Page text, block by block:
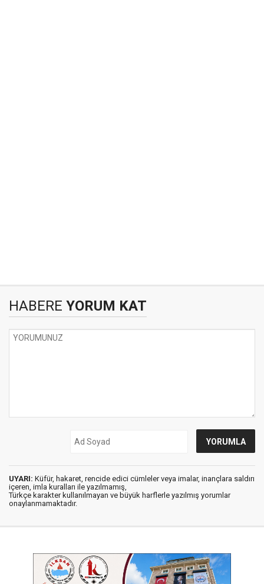
HABERE YORUM KAT
UYARI: Küfür, hakaret, rencide edici cümleler veya imalar, inançlara saldırı
içeren, imla kuralları ile yazılmamış,
Türkçe karakter kullanılmayan ve büyük harflerle yazılmış yorumlar
onaylanmamaktadır.